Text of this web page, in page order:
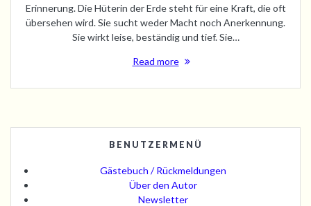
Erinnerung. Die Hüterin der Erde steht für eine Kraft, die oft
übersehen wird. Sie sucht weder Macht noch Anerkennung.
Sie wirkt leise, beständig und tief. Sie…
Read more
BENUTZERMENÜ
Gästebuch / Rückmeldungen
Über den Autor
Newsletter